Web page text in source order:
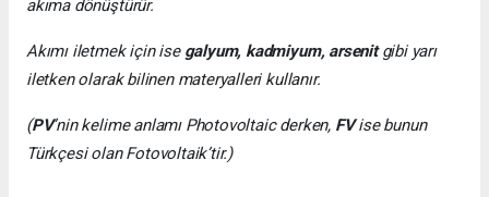
akıma dönüştürür.
Akımı iletmek için ise galyum, kadmiyum, arsenitgibi yarı
iletken olarak bilinen materyalleri kullanır.
(PV’nin kelime anlamı Photovoltaic derken, FVise bunun
Türkçesi olan Fotovoltaik’tir.)